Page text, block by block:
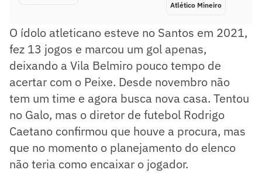
Atlético Mineiro
O ídolo atleticano esteve no Santos em 2021,
fez 13 jogos e marcou um gol apenas,
deixando a Vila Belmiro pouco tempo de
acertar com o Peixe. Desde novembro não
tem um time e agora busca nova casa. Tentou
no Galo, mas o diretor de futebol Rodrigo
Caetano confirmou que houve a procura, mas
que no momento o planejamento do elenco
não teria como encaixar o jogador.